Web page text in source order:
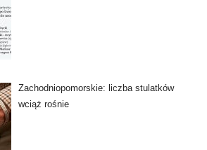
Zachodniopomorskie: liczba stulatków
wciąż rośnie